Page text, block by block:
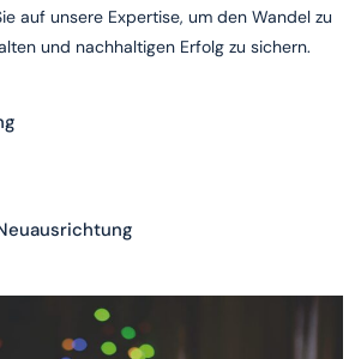
auf unsere Expertise, um den Wandel zu
und nachhaltigen Erfolg zu sichern.